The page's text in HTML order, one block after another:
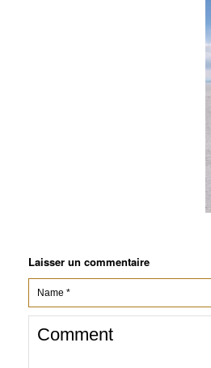
Laisser un commentaire